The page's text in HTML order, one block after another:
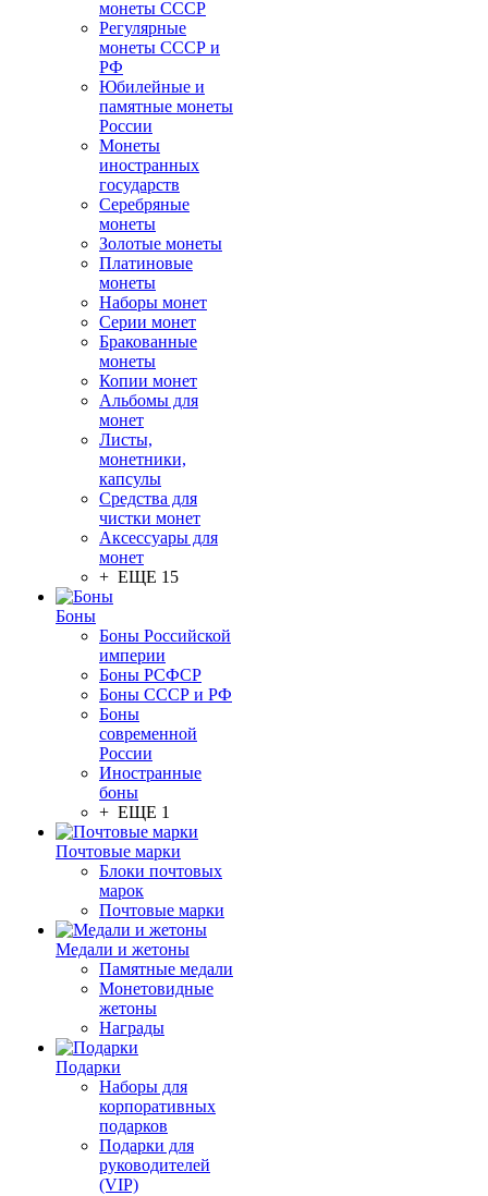
монеты СССР
Регулярные
монеты СССР и
РФ
Юбилейные и
памятные монеты
России
Монеты
иностранных
государств
Серебряные
монеты
Золотые монеты
Платиновые
монеты
Наборы монет
Серии монет
Бракованные
монеты
Копии монет
Альбомы для
монет
Листы,
монетники,
капсулы
Средства для
чистки монет
Аксессуары для
монет
+ ЕЩЕ 15
Боны
Боны Российской
империи
Боны РСФСР
Боны СССР и РФ
Боны
современной
России
Иностранные
боны
+ ЕЩЕ 1
Почтовые марки
Блоки почтовых
марок
Почтовые марки
Медали и жетоны
Памятные медали
Монетовидные
жетоны
Награды
Подарки
Наборы для
корпоративных
подарков
Подарки для
руководителей
(VIP)